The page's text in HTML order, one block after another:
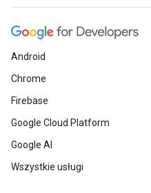
Android
Chrome
Firebase
Google Cloud Platform
Google AI
Wszystkie usługi